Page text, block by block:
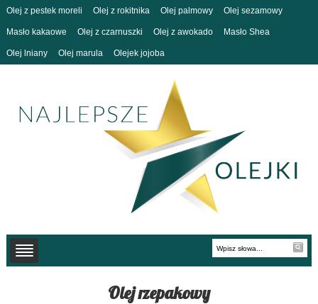
Olej z pestek moreli Olej z rokitnika Olej palmowy Olej sezamowy
Masło kakaowe Olej z czarnuszki Olej z awokado Masło Shea
Olej lniany Olej marula Olejek jojoba
Olej rzepakowy